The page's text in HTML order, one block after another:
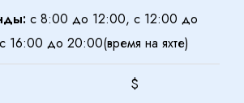
с 8:00 до 12:00, с 12:00 до
16:00 до 20:00(время на яхте)
$